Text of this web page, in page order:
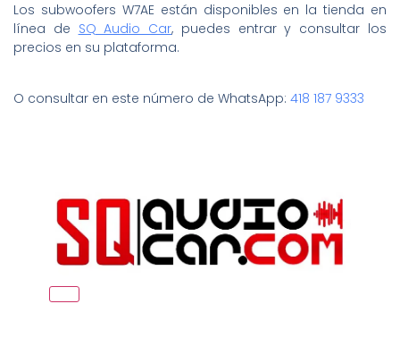
Los subwoofers W7AE están disponibles en la tienda en
línea de SQ Audio Car, puedes entrar y consultar los
precios en su plataforma.
O consultar en este número de WhatsApp: 418 187 9333